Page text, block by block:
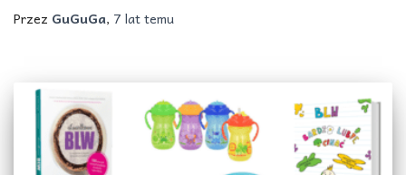
Przez GuGuGa, 7 lattemu